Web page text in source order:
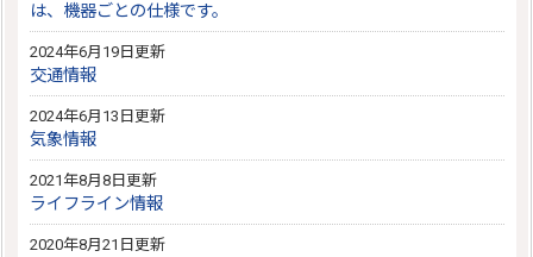
は、機器ごとの仕様です。
2024年6月19日更新
交通情報
2024年6月13日更新
気象情報
2021年8月8日更新
ライフライン情報
2020年8月21日更新